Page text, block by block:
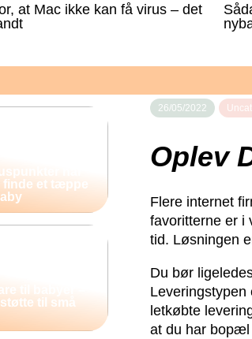
at Mac ikke kan få virus – det
26/05/2022
Oplev
Flere internet
favoritterne er i
tid. Løsningen
Du bør
letkøbte
at du har
når
finde et tæppe
til babyer –
til små